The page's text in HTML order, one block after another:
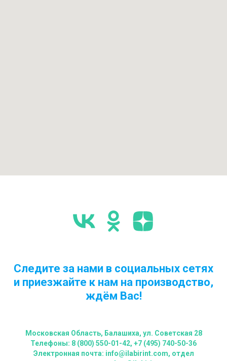
Следите за нами в социальных сетях
и приезжайте к нам на производство,
ждём Вас!
Московская Область, Балашиха, ул. Советская 28
Телефоны: 8 (800) 550-01-42, +7 (495) 740-50-36
Электронная почта: info@ilabirint.com, отдел